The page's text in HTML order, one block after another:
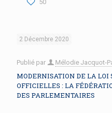
50
2 Décembre 2020
Publié par Mélodie Jacquot-
MODERNISATION DE LA LOI
OFFICIELLES : LA
DES PARLEMENTAIRES